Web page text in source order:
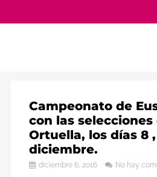
Campeonato de
con las
Ortuella, los días 8 ,
diciembre.
diciembre 6, 2016 No hay